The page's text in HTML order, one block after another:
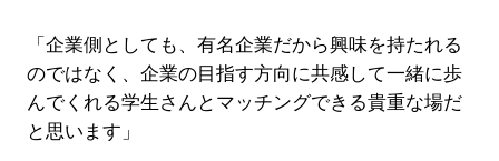
「企業側としても、有名企業だから興味を持たれる
のではなく、企業の目指す方向に共感して一緒に歩
んでくれる学生さんとマッチングできる貴重な場だ
と思います」